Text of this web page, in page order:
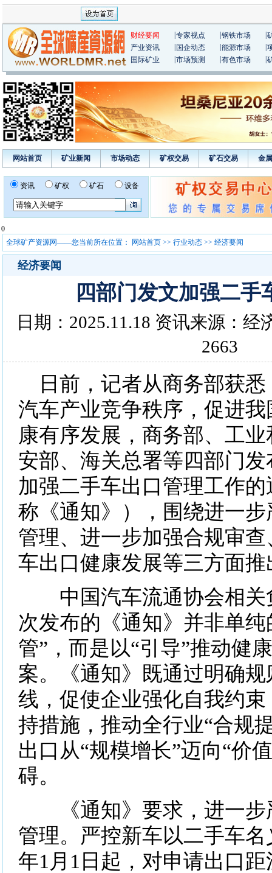
财经要闻 专家视点 钢铁市场
产业资讯
国企动态 能源市场
国际矿业
市场预测 有色市场
网站首页 矿业新闻 市场动态 矿权交易 矿石交易 金
资讯 矿权 矿石 设备
0
全球矿产资源网——您当前所在位置：
网站首页 >> 行业动态 >> 经济要闻
经济要闻
四部门发文加强二手
日期：2025.11.18 资讯来源：经
2663
日前，记者从商务部获悉
汽车产业竞争秩序，促进
康有序发展，商务部、工
安部、海关总署等四部门
加强二手车出口管理工作
称《通知》），围绕进一
管理、进一步加强合规审
车出口健康发展等三方面
中国汽车流通协会相关
次发布的《通知》并非单纯
管”，而是以“引导”推动健
案。《通知》既通过明确
线，促使企业强化自我约
持措施，推动全行业“合规
出口从“规模增长”迈向“价
碍。
《通知》要求，进一步
管理。严控新车以二手车名
年1月1日起，对申请出口